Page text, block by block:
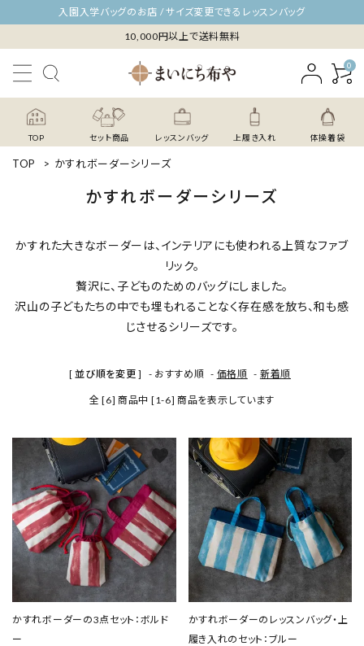
入園入学バッグのお店 / サイズ変更できるレッスンバッグ
10,000円以上で送料無料
0
TOP セット商品 レッスンバッグ 上履き入れ 体操着袋
TOP > かすれボーダーシリーズ
かすれボーダーシリーズ
かすれた大きなボーダーは、インテリアにも使われる上質なファブ
リック。
贅沢に、子どものためのバッグにしました。
沢山の子どもたちの中でも埋もれることなく存在感を放ち、和も感
じさせるシリーズです。
[ 並び順を変更 ] - おすすめ順 - 価格順 - 新着順
全 [6] 商品中 [1-6] 商品を表示しています
かすれボーダーの3点セット：ボルド
ー
favorite
かすれボーダーのレッスンバッグ・上
履き入れのセット：ブルー
favorite